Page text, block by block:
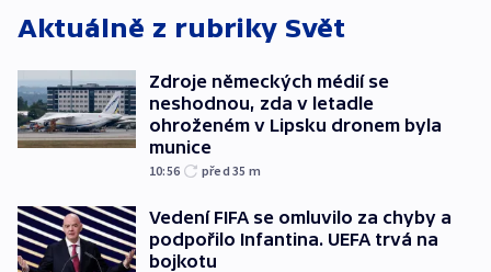
Aktuálně z rubriky Svět
Zdroje německých médií se
neshodnou, zda v letadle
ohroženém v Lipsku dronem byla
munice
10:56 před 35 m
Vedení FIFA se omluvilo za chyby a
podpořilo Infantina. UEFA trvá na
bojkotu